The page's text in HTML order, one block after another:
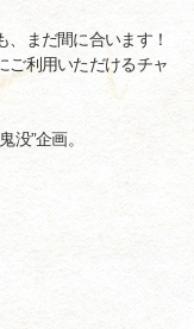
まだ間に合います！
ご利用いただけるチャ
没”企画。